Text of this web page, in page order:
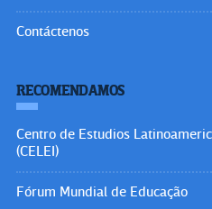
Contáctenos
RECOMENDAMOS
Centro de Estudios
(CELEI)
Fórum Mundial de Educação